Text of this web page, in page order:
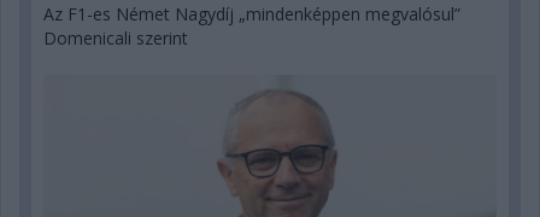
Az F1-es Német Nagydíj „mindenképpen megvalósul”
Domenicali szerint